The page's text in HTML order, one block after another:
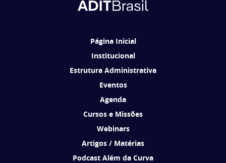
Ao se cadastrar, você concorda em receber comunicações da ADIT
Página Inicial
Institucional
Estrutura Administrativa
Eventos
Agenda
Cursos e Missões
Webinars
Artigos / Matérias
Podcast Além da Curva